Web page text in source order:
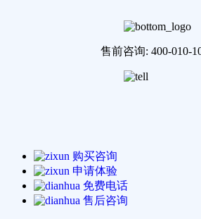
售前咨询: 400-010-
购买咨询
申请体验
免费电话
售后咨询